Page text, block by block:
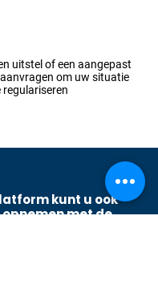
uitstel of een aangepast
om uw situatie
regulariseren
kunt u ook
met de